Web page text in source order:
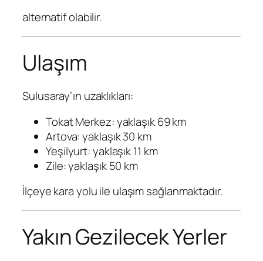
alternatif olabilir.
Ulaşım
Sulusaray’ın uzaklıkları:
Tokat Merkez: yaklaşık 69 km
Artova: yaklaşık 30 km
Yeşilyurt: yaklaşık 11 km
Zile: yaklaşık 50 km
İlçeye kara yolu ile ulaşım sağlanmaktadır.
Yakın Gezilecek Yerler